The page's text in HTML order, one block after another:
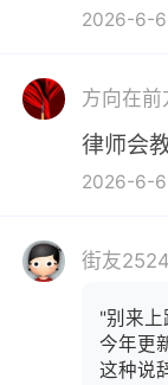
2026-6-
方向在前
律师会
2026-6-6
街友
"别来上
今年更
这种说